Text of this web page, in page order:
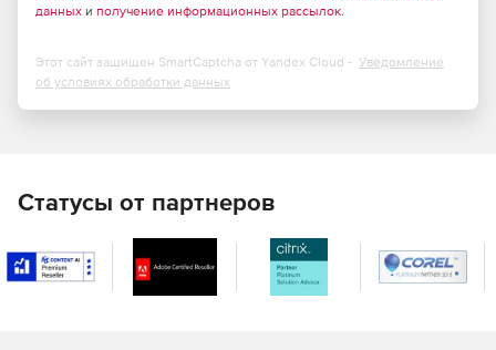
данных и получение информационных рассылок.
Этот сайт защищен SmartCaptcha от Yandex Cloud - Уведомление
об условиях обработки данных
Статусы от партнеров